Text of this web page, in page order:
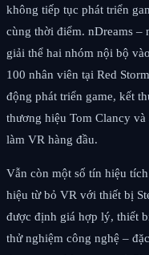
không tiếp tục phát triển
cùng thời điểm. nDreams –
giải thể hai nhóm nội bộ
100 nhân viên tại Red
động phát triển game, kết
thương hiệu Tom Clancy
làm VR hàng đầu.
Vẫn còn một số tín hiệu
hiệu từ bỏ VR với thiết bị
được định giá hợp lý, thiết
thử nghiệm công nghệ –